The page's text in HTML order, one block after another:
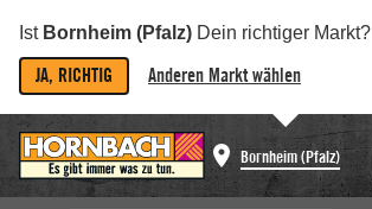
Ist Bornheim (Pfalz) Dein richtiger Markt?
JA, RICHTIG Anderen Markt wählen
Bornheim (Pfalz)